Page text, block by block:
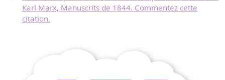
Karl Marx, Manuscrits de 1844. Commentez cette
citation.